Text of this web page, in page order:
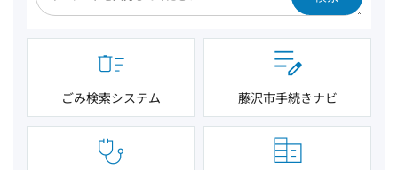
ごみ検索システム 藤沢市手続きナビ